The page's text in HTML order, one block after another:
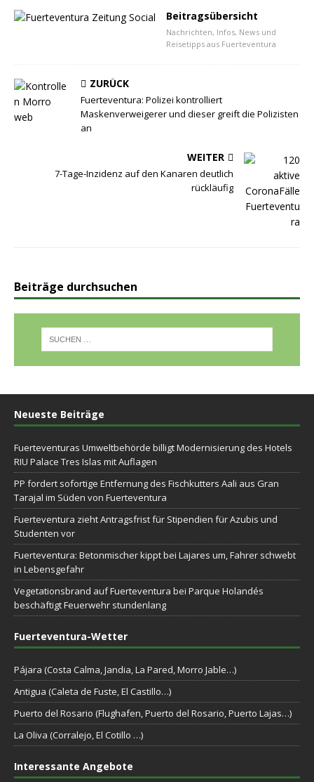
Beitragsübersicht
Nachrichten, Infos, News und
Reisetipps aus Fuerteventura
ZURÜCK
Fuerteventura: Polizei kontrolliert
Maskenverweigerer und dieser greift die Polizisten
an
WEITER
7-Tage-Inzidenz auf den Kanaren deutlich
rückläufig
Beiträge durchsuchen
Neueste Beiträge
Fuerteventuras Umweltbehörde billigt Modernisierung des Hotels
RIU Palace Tres Islas mit Auflagen
PP fordert sofortige Entfernung des Fischkutters Aali aus Gran
Tarajal im Süden von Fuerteventura
Fuerteventura zieht Antragsfrist für Stipendien für Azubis und
Studenten vor
Fuerteventura: Betonmischer kippt bei Lajares um, Fahrer schwebt
in Lebensgefahr
Vegetationsbrand auf Fuerteventura bei Parque Holandés
beschäftigt Feuerwehr stundenlang
Fuerteventura-Wetter
Pájara (Costa Calma, Jandia, La Pared, Morro Jable…)
Antigua (Caleta de Fuste, El Castillo…)
Puerto del Rosario (Flughafen, Puerto del Rosario, Puerto Lajas…)
La Oliva (Corralejo, El Cotillo …)
Interessante Angebote